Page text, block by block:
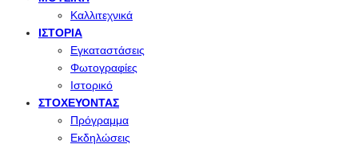
Καλλιτεχνικά
ΙΣΤΟΡΊΑ
Εγκαταστάσεις
Φωτογραφίες
Ιστορικό
ΣΤΟΧΕΎΟΝΤΑΣ
Πρόγραμμα
Εκδηλώσεις